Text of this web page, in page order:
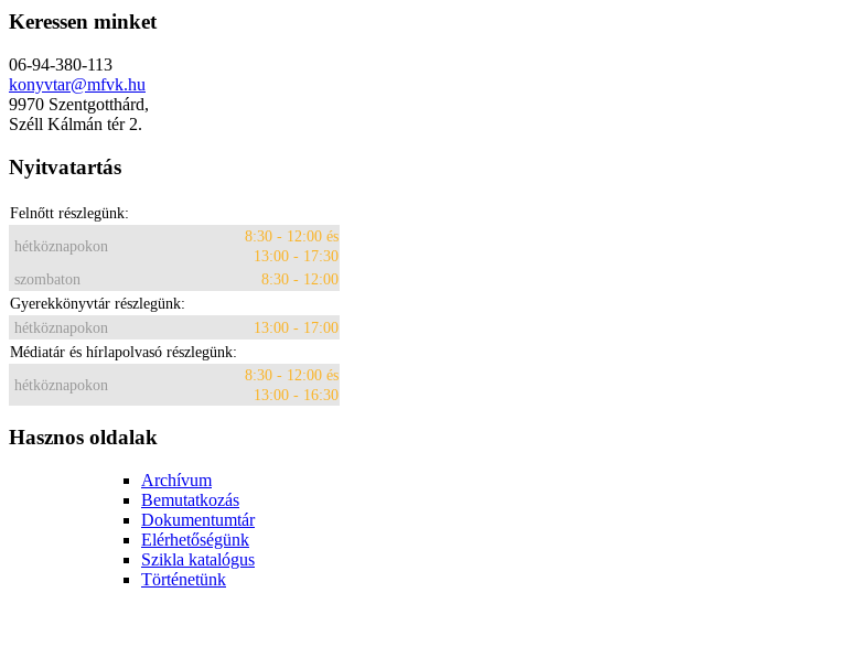
Keressen minket
06-94-380-113
konyvtar@mfvk.hu
9970 Szentgotthárd,
Széll Kálmán tér 2.
Nyitvatartás
Felnőtt részlegünk:
hétköznapokon
8:30 - 12:00 és
13:00 - 17:30
szombaton
8:30 - 12:00
Gyerekkönyvtár részlegünk:
hétköznapokon
13:00 - 17:00
Médiatár és hírlapolvasó részlegünk:
hétköznapokon
8:30 - 12:00 és
13:00 - 16:30
Hasznos oldalak
Archívum
Bemutatkozás
Dokumentumtár
Elérhetőségünk
Szikla katalógus
Történetünk